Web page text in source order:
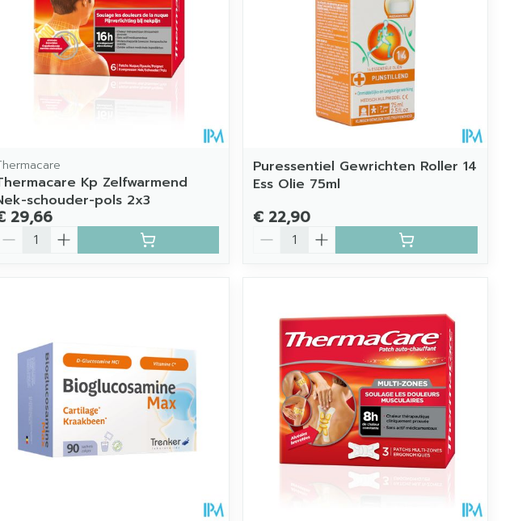
Kp Zelfwarmend
schouder-pols 2x3
29,66
Aantal
Puressentiel Gewrichten Roller 14
Ess Olie 75ml
€ 22,90
Aantal